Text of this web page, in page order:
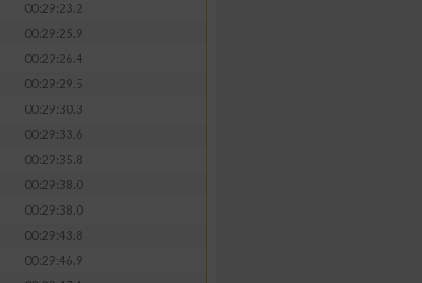
00:29:23.2
00:29:25.9
00:29:26.4
00:29:29.5
00:29:30.3
00:29:33.6
00:29:35.8
00:29:38.0
00:29:38.0
00:29:43.8
00:29:46.9